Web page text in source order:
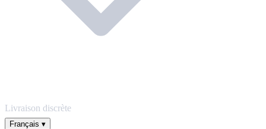
Livraison discrète
Français ▾